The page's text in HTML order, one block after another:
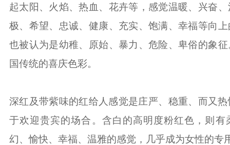
品牌型企业官网 营销展示型网站 运营维护 新闻资讯 站
传统市场竞争激烈，互联网上仍潜藏着勃勃商机！
联系方式
起太阳、火焰、热血、花卉等，感觉温暖、兴奋
极、希望、忠诚、健康、充实、饱满、幸福等向
也被认为是幼稚、原始、暴力、危险、卑俗的象
国传统的喜庆色彩。
深红及带紫味的红给人感觉是庄严、稳重、而又
于欢迎贵宾的场合。含白的高明度粉红色，则有
幻、愉快、幸福、温雅的感觉，几乎成为女性的专